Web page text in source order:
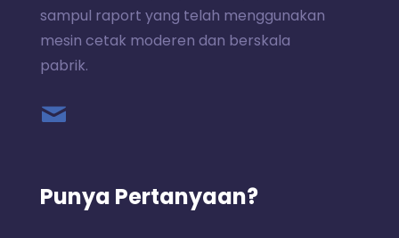
sampul raport yang telah menggunakan
mesin cetak moderen dan berskala
pabrik.
Punya Pertanyaan?